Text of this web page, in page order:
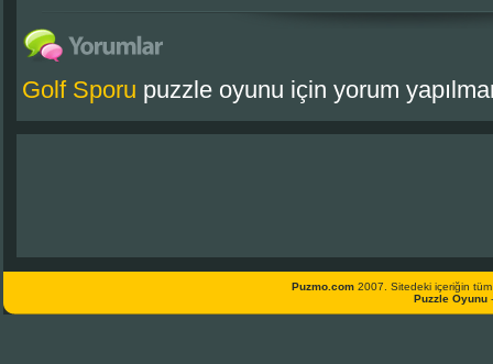
Golf Sporu puzzle oyunu için yorum
Puzmo.com2007. Sitedeki içeriğin tüm
Puzzle Oyunu